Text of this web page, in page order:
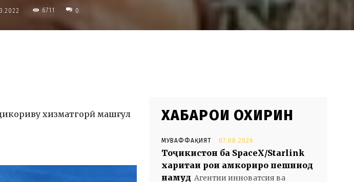
6711 0
хизматгорӣ машғул
ХАБАРҲОИ ОХИРИН
МУВАФФАҚИЯТ 07.08.2026
Тоҷикистон ба SpaceX/Starlink
харитаи роҳи ҳамкориро пешниҳод
намуд Агентии инноватсия ва